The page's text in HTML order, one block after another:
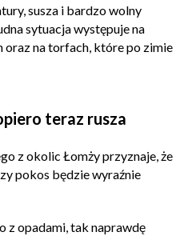
susza i bardzo wolny
sytuacja występuje na
oraz na torfach, które po zimie
teraz rusza
z okolic Łomży przyznaje, że
pokos będzie wyraźnie
z opadami, tak naprawdę